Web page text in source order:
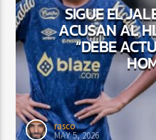
SIGUE EL
ACUSAN AL
“DEBE
rasco
MAY 5, 2026